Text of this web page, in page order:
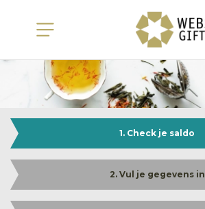
1. Check je saldo
2. Vul je gegevens in